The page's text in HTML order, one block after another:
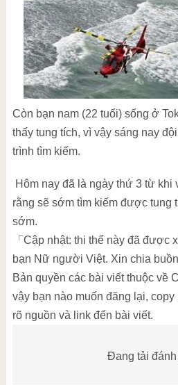
Còn bạn nam (22 tuổi) sống ở
thấy tung tích, vì vậy sáng nay
trình tìm kiếm.
Hôm nay đã là ngày thứ 3 từ khi
rằng sẽ sớm tìm kiếm được tung
sớm.
「Cập nhật: thi thể này đã được
bạn Nữ người Việt. Xin chia buồn
Bản quyền các bài viết thuộc về
vậy bạn nào muốn đăng lại,
rõ nguồn và link đến bài viết.
Đang tải đánh